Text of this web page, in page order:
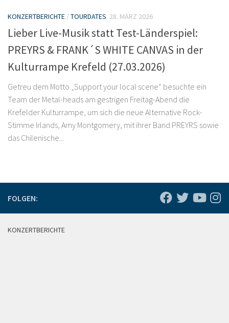
KONZERTBERICHTE /TOURDATES 28. MÄRZ 2026
Lieber Live-Musik statt Test-Länderspiel:
PREYRS & FRANK´S WHITE CANVAS in der
Kulturrampe Krefeld (27.03.2026)
Getreu dem Motto „Support your local scene“ besuchte ein
Team der Metal-heads am gestrigen Freitag-Abend die
Krefelder Kulturrampe, um sich die neue Alternative Rock-
Stimme Irlands, Amy Montgomery, mit ihrer Band PREYRS sowie
das Chilenische...
FOLGEN:
KONZERTBERICHTE